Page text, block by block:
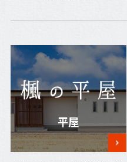
平屋